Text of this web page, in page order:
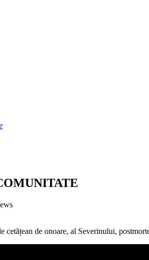
de onoare, al Severinului,